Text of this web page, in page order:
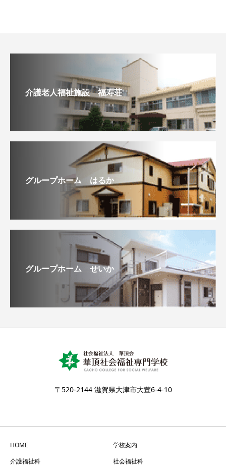
介護老人福祉施設 福寿荘
グループホーム はるか
グループホーム せいか
〒520-2144 滋賀県大津市大萱6-4-10
HOME
学校案内
介護福祉科
社会福祉科